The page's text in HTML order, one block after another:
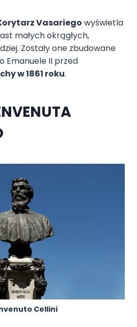
Vasariego wyświetla
małych okrągłych,
Zostały one zbudowane
Emanuele II przed
w 1861 roku.
Cellini